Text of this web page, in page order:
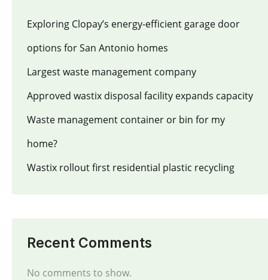
Exploring Clopay’s energy-efficient garage door
options for San Antonio homes
Largest waste management company
Approved wastix disposal facility expands capacity
Waste management container or bin for my
home?
Wastix rollout first residential plastic recycling
Recent Comments
No comments to show.